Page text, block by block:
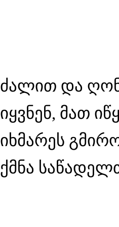
ძალით და
იყვნენ, მათ
იხმარეს
ქმნა